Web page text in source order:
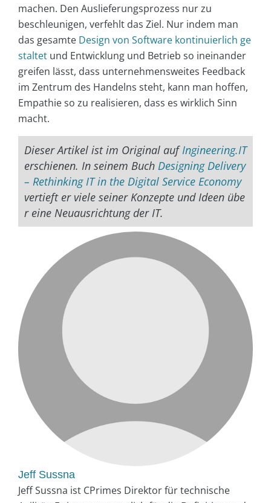
machen. Den Auslieferungsprozess nur zu
beschleunigen, verfehlt das Ziel. Nur indem man
das gesamte Design von Software kontinuierlich ge
staltet und Entwicklung und Betrieb so ineinander
greifen lässt, dass unternehmensweites Feedback
im Zentrum des Handelns steht, kann man hoffen,
Empathie so zu realisieren, dass es wirklich Sinn
macht.
Dieser Artikel ist im Original aufIngineering.IT
erschienen. In seinem Buch Designing Delivery
– Rethinking IT in the Digital Service Economy
vertieft er viele seiner Konzepte und Ideen übe
r eine Neuausrichtung der IT.
Jeff Sussna
Jeff Sussna ist CPrimes Direktor für technische